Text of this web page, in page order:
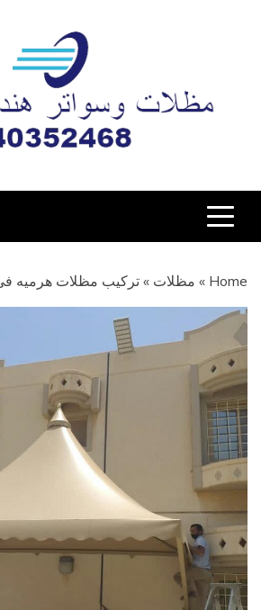
مظلات
Home
» مظلات » تركيب مظلات هرميه في